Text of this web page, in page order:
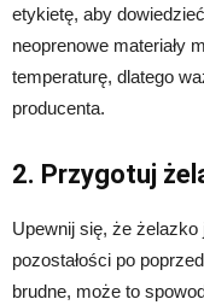
etykietę, aby
neoprenowe materiały
temperaturę, dlatego
producenta.
2. Przygotuj
Upewnij się, że
pozostałości po
brudne, może to